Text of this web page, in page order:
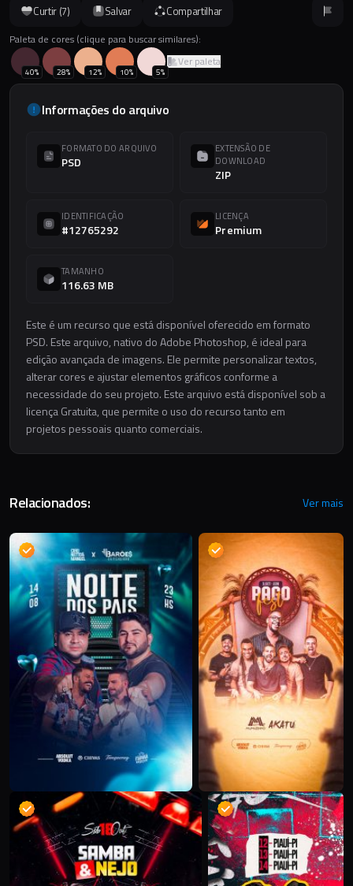
Curtir (7) Salvar Compartilhar
Paleta de cores (clique para buscar similares):
40% 28% 12% 10% 5%
Ver paleta
Informações do arquivo
FORMATO DO ARQUIVO
PSD
EXTENSÃO DE
DOWNLOAD
ZIP
IDENTIFICAÇÃO
#12765292
LICENÇA
Premium
TAMANHO
116.63 MB
Este é um recurso que está disponível oferecido em formato
PSD. Este arquivo, nativo do Adobe Photoshop, é ideal para
edição avançada de imagens. Ele permite personalizar textos,
alterar cores e ajustar elementos gráficos conforme a
necessidade do seu projeto. Este arquivo está disponível sob a
licença Gratuita, que permite o uso do recurso tanto em
projetos pessoais quanto comerciais.
Relacionados: Ver mais